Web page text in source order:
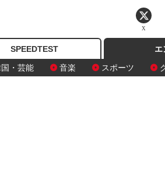
SPEEDTEST
エ
・芸能 音楽 スポーツ
X